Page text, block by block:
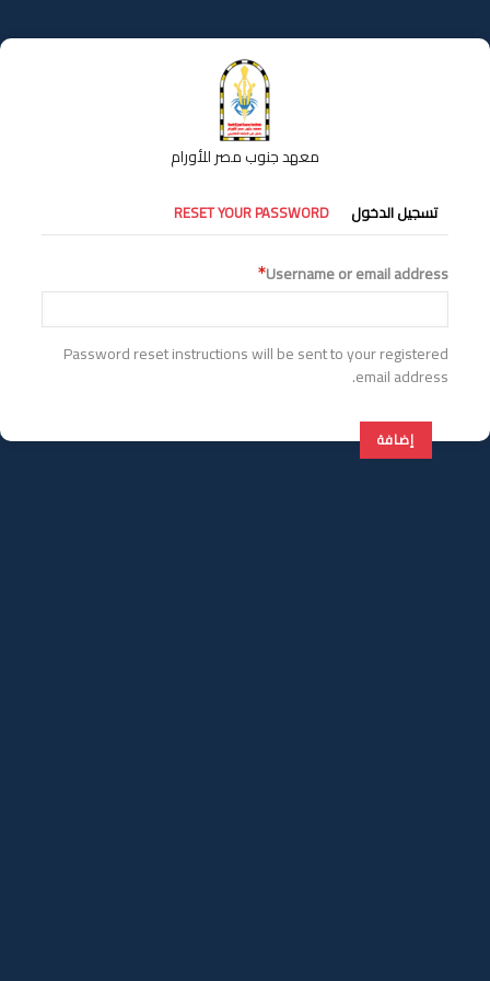
إلى
المحتوى
معهد جنوب مصر للأورام
التبويبات
الأساسية
تسجيل الدخول RESET YOUR PASSWORD
Username or email address
Password reset instructions will be sent to your registered
email address.